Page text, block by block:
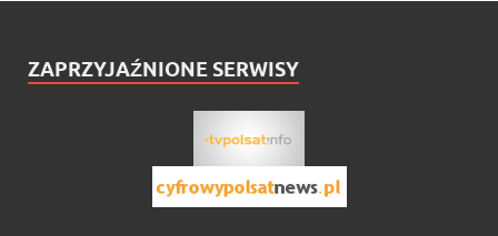
ZAPRZYJAŹNIONE SERWISY